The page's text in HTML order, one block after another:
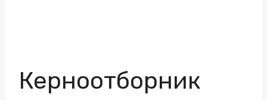
Керноотборник